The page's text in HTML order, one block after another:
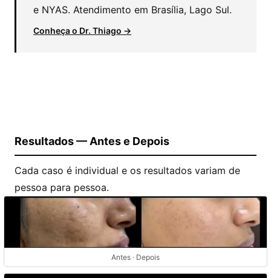
e NYAS. Atendimento em Brasília, Lago Sul.
Conheça o Dr. Thiago →
Resultados — Antes e Depois
Cada caso é individual e os resultados variam de
pessoa para pessoa.
Antes · Depois